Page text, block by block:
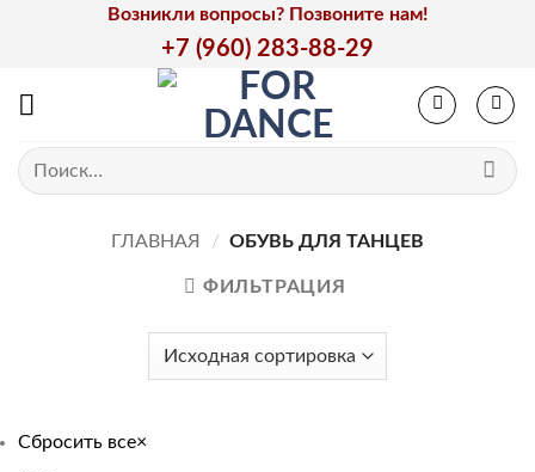
Возникли вопросы? Позвоните нам!
+7 (960) 283-88-29
Искать:
ГЛАВНАЯ / ОБУВЬ ДЛЯ ТАНЦЕВ
ФИЛЬТРАЦИЯ
Сбросить все×